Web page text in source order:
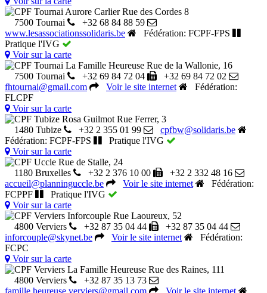
CPF Tournai Aurore Carlier Rue des Cordes 8
7500 Tournai
+32 68 84 88 59
www.lesassociationssolidaris.be
Fédération: FCPF-FPS
Pratique l'IVG
Voir sur la carte
CPF Tournai La Famille Heureuse Rue de la Wallonie, 16
7500 Tournai
+32 69 84 72 04
+32 69 84 72 02
fhtournai@gmail.com
Voir le site internet
Fédération:
FLCPF
Voir sur la carte
CPF Tubize Rosa Guilmot Rue Ferrer, 3
1480 Tubize
+32 2 355 01 99
cpfbw@solidaris.be
Fédération: FCPF-FPS
Pratique l'IVG
Voir sur la carte
CPF Uccle Rue de Stalle, 24
1180 Bruxelles
+32 2 376 10 00
+32 2 332 48 16
accueil@planninguccle.be
Voir le site internet
Fédération:
FCPPF
Pratique l'IVG
Voir sur la carte
CPF Verviers Inforcouple Rue Laoureux, 52
4800 Verviers
+32 87 35 04 44
+32 87 35 04 44
inforcouple@skynet.be
Voir le site internet
Fédération:
FCPC
Voir sur la carte
CPF Verviers La Famille Heureuse Rue des Raines, 111
4800 Verviers
+32 87 35 13 73
famille.heureuse.verviers@gmail.com
Voir le site internet